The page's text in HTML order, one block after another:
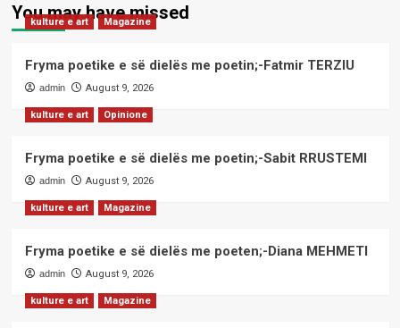
You may have missed
kulture e art Magazine
Fryma poetike e së dielës me poetin;-Fatmir TERZIU
admin August 9, 2026
kulture e art Opinione
Fryma poetike e së dielës me poetin;-Sabit RRUSTEMI
admin August 9, 2026
kulture e art Magazine
Fryma poetike e së dielës me poeten;-Diana MEHMETI
admin August 9, 2026
kulture e art Magazine